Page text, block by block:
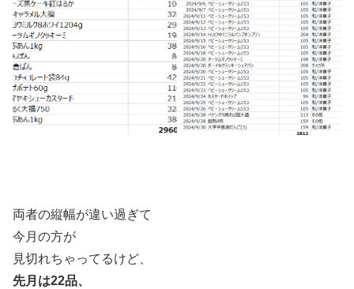
両者の縦幅が違い過ぎて
今月の方が
見切れちゃってるけど、
先月は22品、